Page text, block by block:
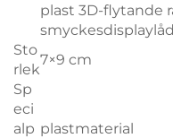
plast 3D-flytande
Sto
rlek
7×9 cm
Sp
eci
alp plastmaterial